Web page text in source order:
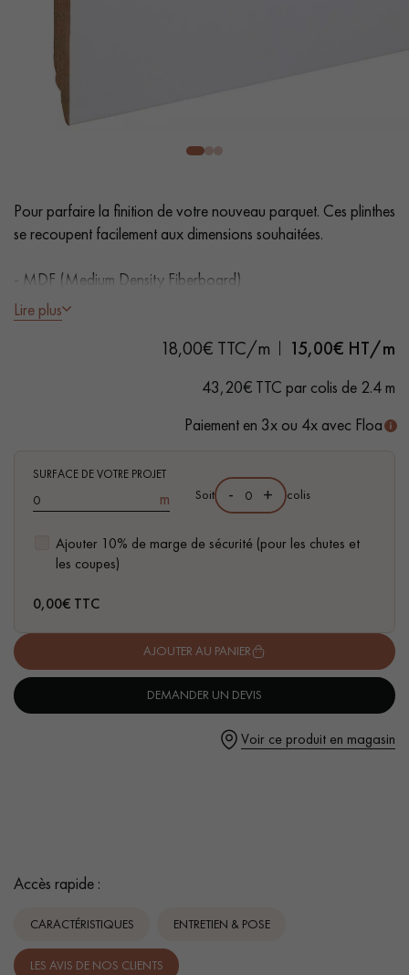
0805 82 82 82
VOUS AVEZ UN PROJET ?
Nos experts sont à votre disposition pour vous guider pas à
pas dans le choix et la pose de votre parquet.
Un expert Décoplus Parquets vous appelle
Demandez un rendez-vous personnalisé
Pour parfaire la finition de votre nouveau parquet. Ces plinthes
se recoupent facilement aux dimensions souhaitées.
- MDF (Medium Density Fiberboard)
- Bord arrondi + 1 coté légèrement arrondi (3 mm)
- Fabrication Francaise
Lire plus
18,00€ TTC/m 15,00€ HT/m
43,20€ TTC par colis de 2.4 m
Paiement en 3x ou 4x avec Floa
SURFACE DE VOTRE PROJET
m
Ajouter 10% de marge de sécurité (pour les chutes et
les coupes)
Soit - + colis
0,00€ TTC
AJOUTER AU PANIER
DEMANDER UN DEVIS
Voir ce produit en magasin
Accès rapide :
CARACTÉRISTIQUES ENTRETIEN & POSE
LES AVIS DE NOS CLIENTS